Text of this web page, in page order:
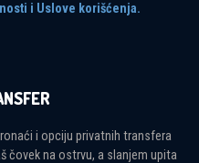
i Uslove korišćenja.
i opciju privatnih transfera
na ostrvu, a slanjem upita